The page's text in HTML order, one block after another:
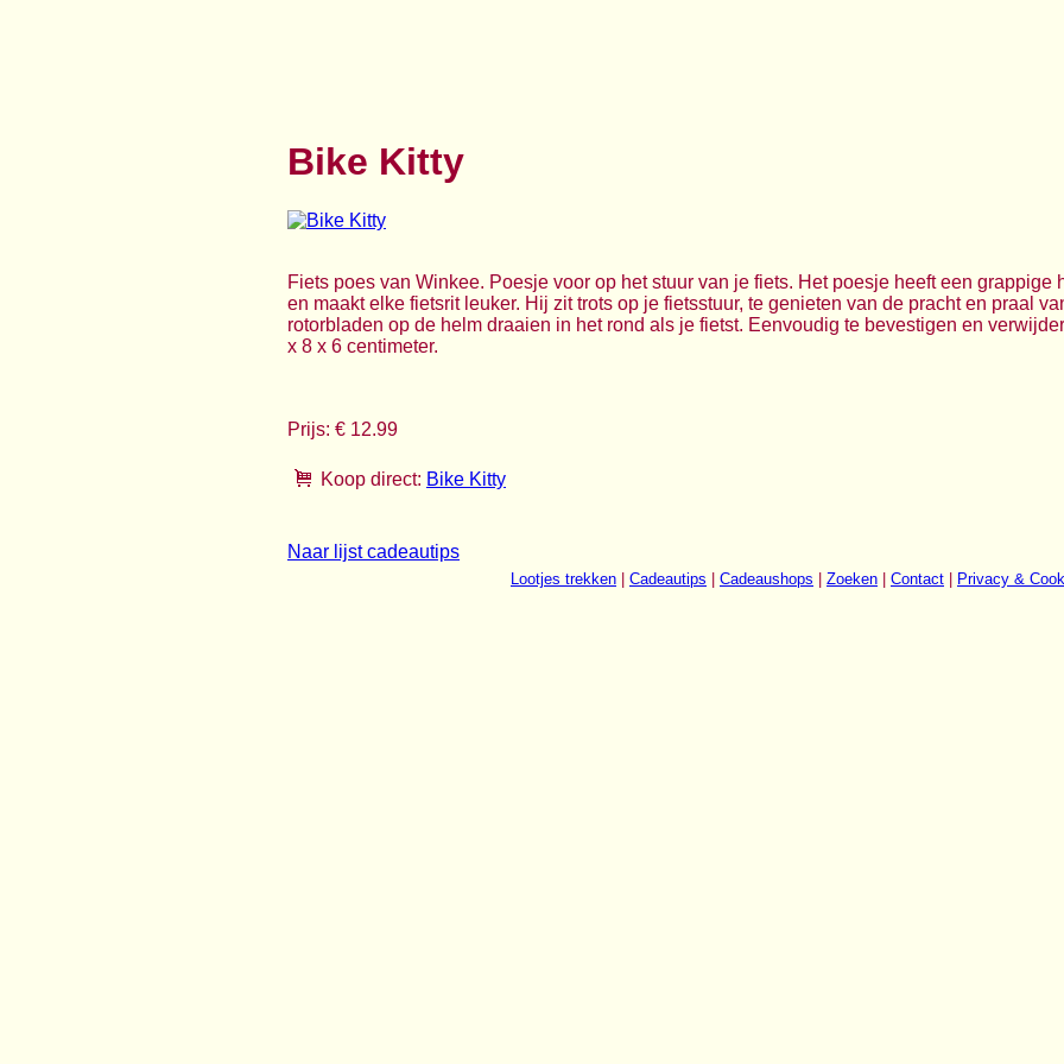
Bike Kitty
Fiets poes van Winkee. Poesje voor op het stuur van je fiets. Het poesje heeft een grappige
en maakt elke fietsrit leuker. Hij zit trots op je fietsstuur, te genieten van de pracht en praal
rotorbladen op de helm draaien in het rond als je fietst. Eenvoudig te bevestigen en
x 8 x 6 centimeter.
Prijs: € 12.99
Koop direct: Bike Kitty
Naar lijst cadeautips
Lootjes trekken Cadeautips Cadeaushops Zoeken Contact Privacy &